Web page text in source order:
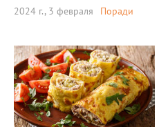
2024 г., 3 февраля Поради